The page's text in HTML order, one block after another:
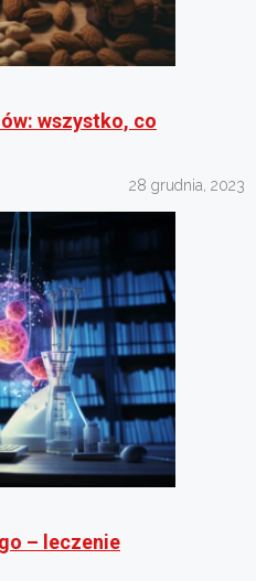
wszystko, co
28 grudnia, 2023
– leczenie